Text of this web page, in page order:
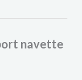
navette